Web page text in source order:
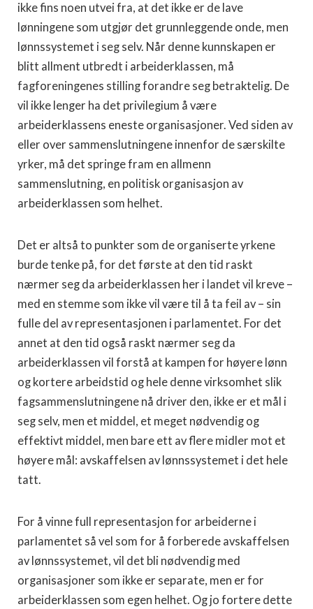
ikke fins noen utvei fra, at det ikke er de lave
lønningene som utgjør det grunnleggende onde, men
lønnssystemet i seg selv. Når denne kunnskapen er
blitt allment utbredt i arbeiderklassen, må
fagforeningenes stilling forandre seg betraktelig. De
vil ikke lenger ha det privilegium å være
arbeiderklassens eneste organisasjoner. Ved siden av
eller over sammenslutningene innenfor de særskilte
yrker, må det springe fram en allmenn
sammenslutning, en politisk organisasjon av
arbeiderklassen som helhet.
Det er altså to punkter som de organiserte yrkene
burde tenke på, for det første at den tid raskt
nærmer seg da arbeiderklassen her i landet vil kreve –
med en stemme som ikke vil være til å ta feil av – sin
fulle del av representasjonen i parlamentet. For det
annet at den tid også raskt nærmer seg da
arbeiderklassen vil forstå at kampen for høyere lønn
og kortere arbeidstid og hele denne virksomhet slik
fagsammenslutningene nå driver den, ikke er et mål i
seg selv, men et middel, et meget nødvendig og
effektivt middel, men bare ett av flere midler mot et
høyere mål: avskaffelsen av lønnssystemet i det hele
tatt.
For å vinne full representasjon for arbeiderne i
parlamentet så vel som for å forberede avskaffelsen
av lønnssystemet, vil det bli nødvendig med
organisasjoner som ikke er separate, men er for
arbeiderklassen som egen helhet. Og jo fortere dette